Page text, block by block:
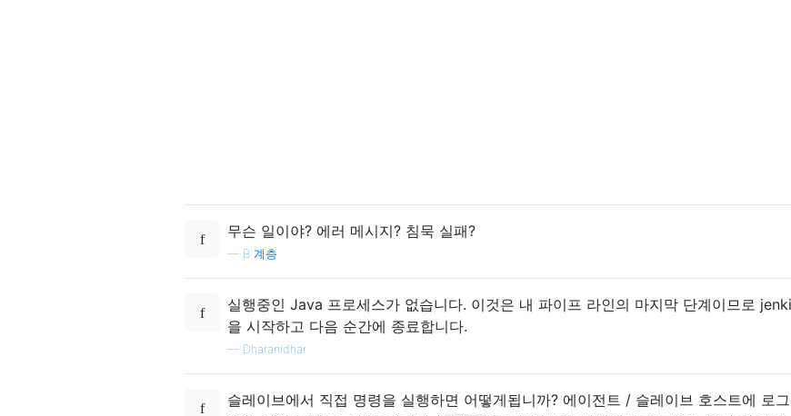
무슨 일이야? 에러 메시지? 침묵 실패?
— B 계층
실행중인 Java 프로세스가 없습니다. 이것은 내 파이프 라인의 마지막 단계이므로
을 시작하고 다음 순간에 종료합니다.
— Dharanidhar
슬레이브에서 직접 명령을 실행하면 어떻게됩니까? 에이전트 / 슬레이브 호스트에 로